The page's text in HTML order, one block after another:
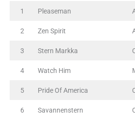
1 Pleaseman
2 Zen Spirit
3 Stern Markka
4 Watch Him
5 Pride Of America
6 Savannenstern